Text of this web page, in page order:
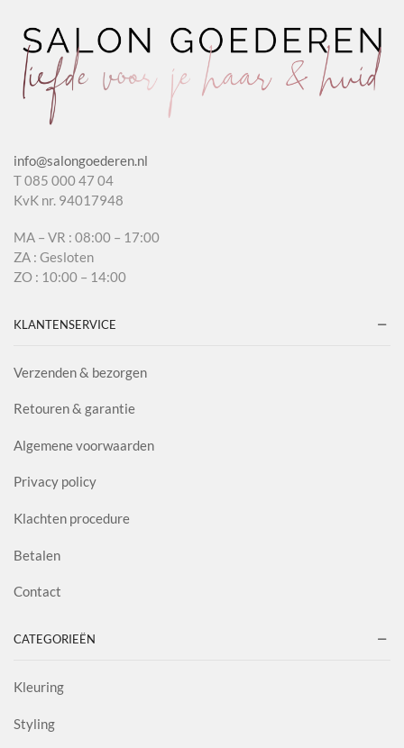
info@salongoederen.nl
T 085 000 47 04
KvK nr. 94017948
MA – VR : 08:00 – 17:00
ZA : Gesloten
ZO : 10:00 – 14:00
KLANTENSERVICE
Verzenden & bezorgen
Retouren & garantie
Algemene voorwaarden
Privacy policy
Klachten procedure
Betalen
Contact
CATEGORIEËN
Kleuring
Styling